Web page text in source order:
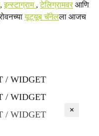
,इन्स्टाग्राम ,टेलिग्रामवरआणि
यूट्यूब चॅनेलला आजच
/ WIDGET
/ WIDGET
/ WIDGET
×